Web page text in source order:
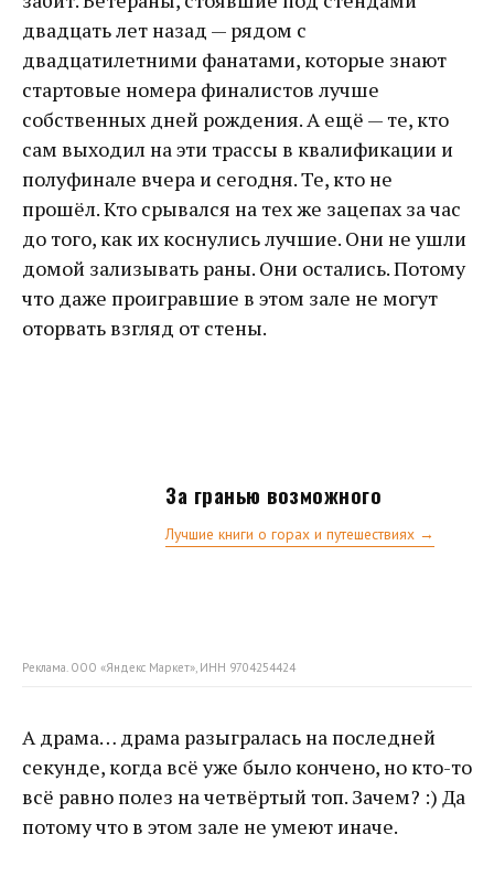
двадцать лет назад — рядом с
двадцатилетними фанатами, которые знают
стартовые номера финалистов лучше
собственных дней рождения. А ещё — те, кто
сам выходил на эти трассы в квалификации и
полуфинале вчера и сегодня. Те, кто не
прошёл. Кто срывался на тех же зацепах за час
до того, как их коснулись лучшие. Они не ушли
домой зализывать раны. Они остались. Потому
что даже проигравшие в этом зале не могут
оторвать взгляд от стены.
За гранью возможного
Лучшие книги о горах и путешествиях →
Реклама. ООО «Яндекс Маркет», ИНН 9704254424
А драма… драма разыгралась на последней
секунде, когда всё уже было кончено, но кто-то
всё равно полез на четвёртый топ. Зачем? :) Да
потому что в этом зале не умеют иначе.